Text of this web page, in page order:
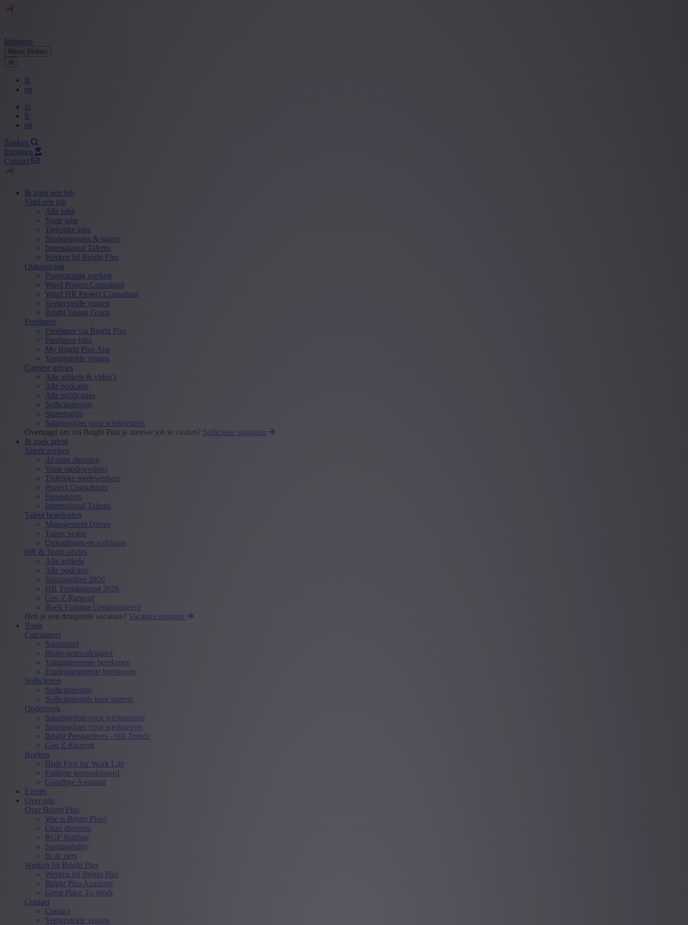
Inloggen
Menu Sluiten
nl
fr
en
nl
fr
en
Zoeken
Inloggen
Contact
Ik zoek een job
Vind een job
Alle jobs
Vaste jobs
Tijdelijke jobs
Studentenjobs & stages
International Talents
Werken bij Bright Plus
Outsourcing
Projectmatig werken
Word Project Consultant
Word HR Project Consultant
Veelgestelde vragen
Bright Young Grads
Freelance
Freelance via Bright Plus
Freelance jobs
My Bright Plus App
Veelgestelde vragen
Carrière advies
Alle artikels & video's
Alle podcasts
Alle publicaties
Sollicitatiegids
Startersgids
Salariswijzer voor werknemers
Overtuigd om via Bright Plus je nieuwe job te vinden? Solliciteer spontaan
Ik zoek talent
Talent zoeken
Al onze diensten
Vaste medewerkers
Tijdelijke medewerkers
Project Consultants
Freelancers
International Talents
Talent begeleiden
Management Drives
Talent Scans
Opleidingen en webinars
HR & Team advies
Alle artikels
Alle podcasts
Salariswijzer 2026
HR Trendrapport 2026
Gen Z Rapport
Boek Fulltime Gepassioneerd
Heb je een dringende vacature? Vacature insturen
Tools
Calculators
Salaristool
Bruto-nettocalculator
Vakantiepremie berekenen
Eindejaarspremie berekenen
Solliciteren
Sollicitatiegids
Sollicitatiegids voor starters
Onderzoek
Salariswijzer voor werknemers
Salariswijzer voor werkgevers
Bright Perspectives - HR Trends
Gen Z Rapport
Boeken
High Five for Work Life
Fulltime gepassioneerd
Goodbye Assistant
Events
Over ons
Over Bright Plus
Wie is Bright Plus?
Onze diensten
RGF Staffing
Sustainability
In de pers
Werken bij Bright Plus
Werken bij Bright Plus
Bright Plus Academy
Great Place To Work
Contact
Contact
Veelgestelde vragen